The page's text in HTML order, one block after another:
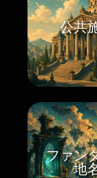
公共
ファン
地